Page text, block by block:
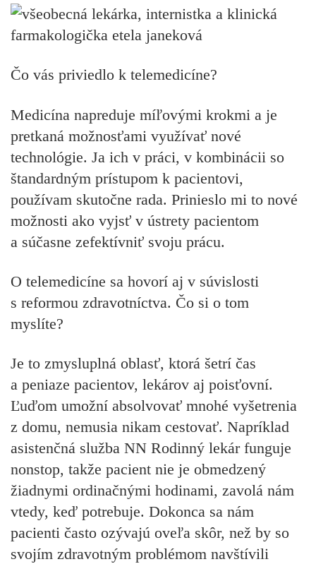
Čo vás priviedlo k telemedicíne?
Medicína napreduje míľovými krokmi a je
pretkaná možnosťami využívať nové
technológie. Ja ich v práci, v kombinácii so
štandardným prístupom k pacientovi,
používam skutočne rada. Prinieslo mi to nové
možnosti ako vyjsť v ústrety pacientom
a súčasne zefektívniť svoju prácu.
O telemedicíne sa hovorí aj v súvislosti
s reformou zdravotníctva. Čo si o tom
myslíte?
Je to zmysluplná oblasť, ktorá šetrí čas
a peniaze pacientov, lekárov aj poisťovní.
Ľuďom umožní absolvovať mnohé vyšetrenia
z domu, nemusia nikam cestovať. Napríklad
asistenčná služba NN Rodinný lekár funguje
nonstop, takže pacient nie je obmedzený
žiadnymi ordinačnými hodinami, zavolá nám
vtedy, keď potrebuje. Dokonca sa nám
pacienti často ozývajú oveľa skôr, než by so
svojím zdravotným problémom navštívili